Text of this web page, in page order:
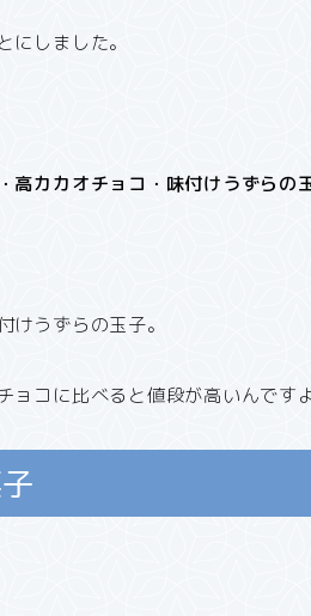
しました。
高カカオチョコ・味付けうずらの
うずらの玉子。
ョコに比べると値段が高いんです